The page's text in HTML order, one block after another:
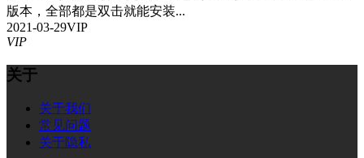
版本，全部都是双击就能安装...
2021-03-29VIP
VIP
关于
关于我们
常见问题
关于隐私